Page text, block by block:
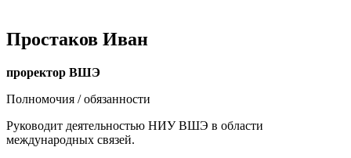
Простаков Иван
проректор ВШЭ
Полномочия / обязанности
Руководит деятельностью НИУ ВШЭ в области
международных связей.